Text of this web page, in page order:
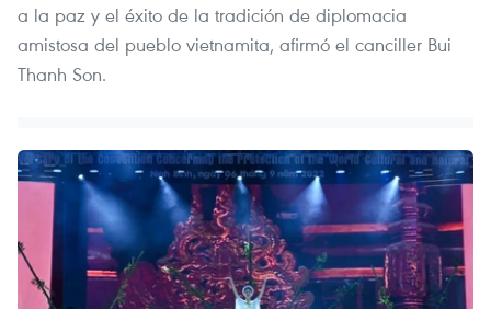
a la paz y el éxito de la tradición de diplomacia
amistosa del pueblo vietnamita, afirmó el canciller Bui
Thanh Son.